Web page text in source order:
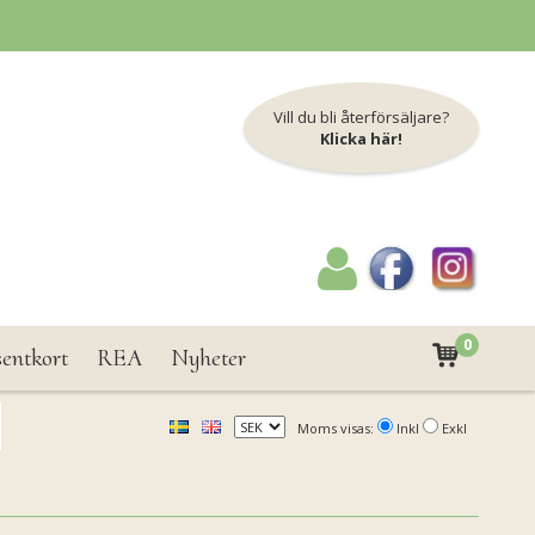
Vill du bli återförsäljare?
Klicka här!
REA Nyheter 0
Moms visas: Inkl Exkl